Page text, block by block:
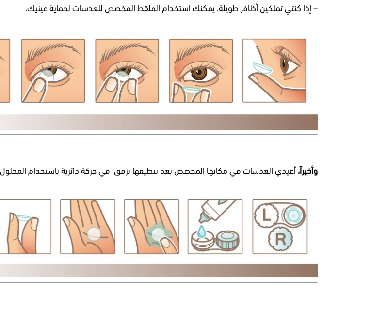
– إذا كنتي تملكين أظافر طويلة، يمكنك استخدام الملقط المخصص للعدسات لحماية عينيك.
وأخيراً،أعيدي العدسات في مكانها المخصص بعد تنظيفها برفق في حركة دائريةباستخدام المحلول